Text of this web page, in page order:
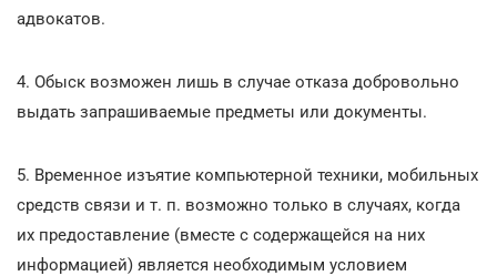
адвокатов.
4. Обыск возможен лишь в случае отказа добровольно
выдать запрашиваемые предметы или документы.
5. Временное изъятие компьютерной техники, мобильных
средств связи и т. п. возможно только в случаях, когда
их предоставление (вместе с содержащейся на них
информацией) является необходимым условием